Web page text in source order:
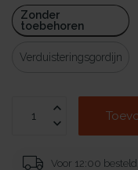
Zonder
toebehoren
Verduisteringsgordijn
Voor 12:00